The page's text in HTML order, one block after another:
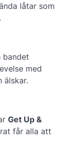
låtar som
bandet
med
älskar.
Get Up &
får alla att